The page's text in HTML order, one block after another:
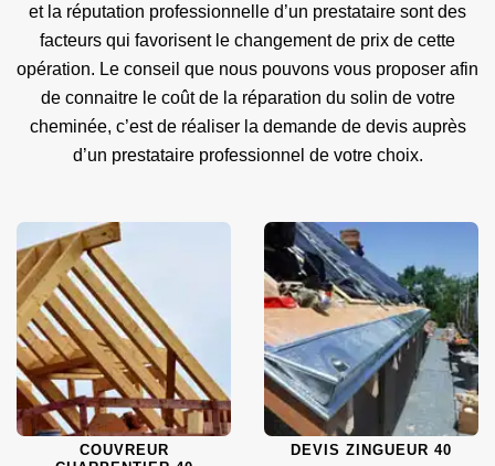
et la réputation professionnelle d’un prestataire sont des
facteurs qui favorisent le changement de prix de cette
opération. Le conseil que nous pouvons vous proposer afin
de connaitre le coût de la réparation du solin de votre
cheminée, c’est de réaliser la demande de devis auprès
d’un prestataire professionnel de votre choix.
COUVREUR
DEVIS ZINGUEUR 40